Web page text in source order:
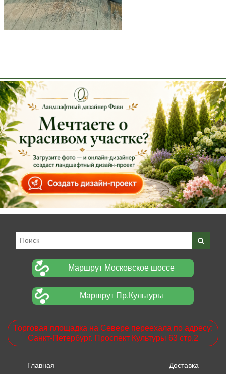
Маршрут Московское шоссе
Маршрут Пр.Культуры
Торговая площадка на Севере переехала по адресу:
Санкт-Петербург. Проспект Культуры 63 стр.2
Главная Доставка